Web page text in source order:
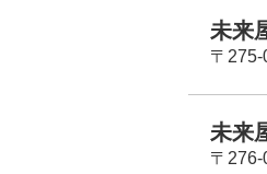
未来
〒
未来
〒